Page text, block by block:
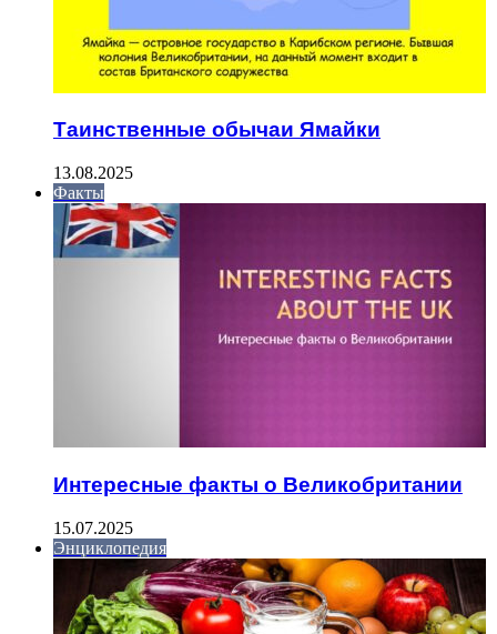
Таинственные обычаи Ямайки
13.08.2025
Факты
Интересные факты о Великобритании
15.07.2025
Энциклопедия